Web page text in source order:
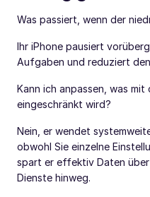
Was passiert, wenn der
Ihr iPhone pausiert
Aufgaben und reduziert
Kann ich anpassen, was
eingeschränkt wird?
Nein, er wendet
obwohl Sie einzelne
spart er effektiv Daten
Dienste hinweg.